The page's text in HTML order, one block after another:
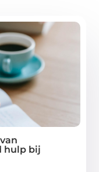
hulp bij